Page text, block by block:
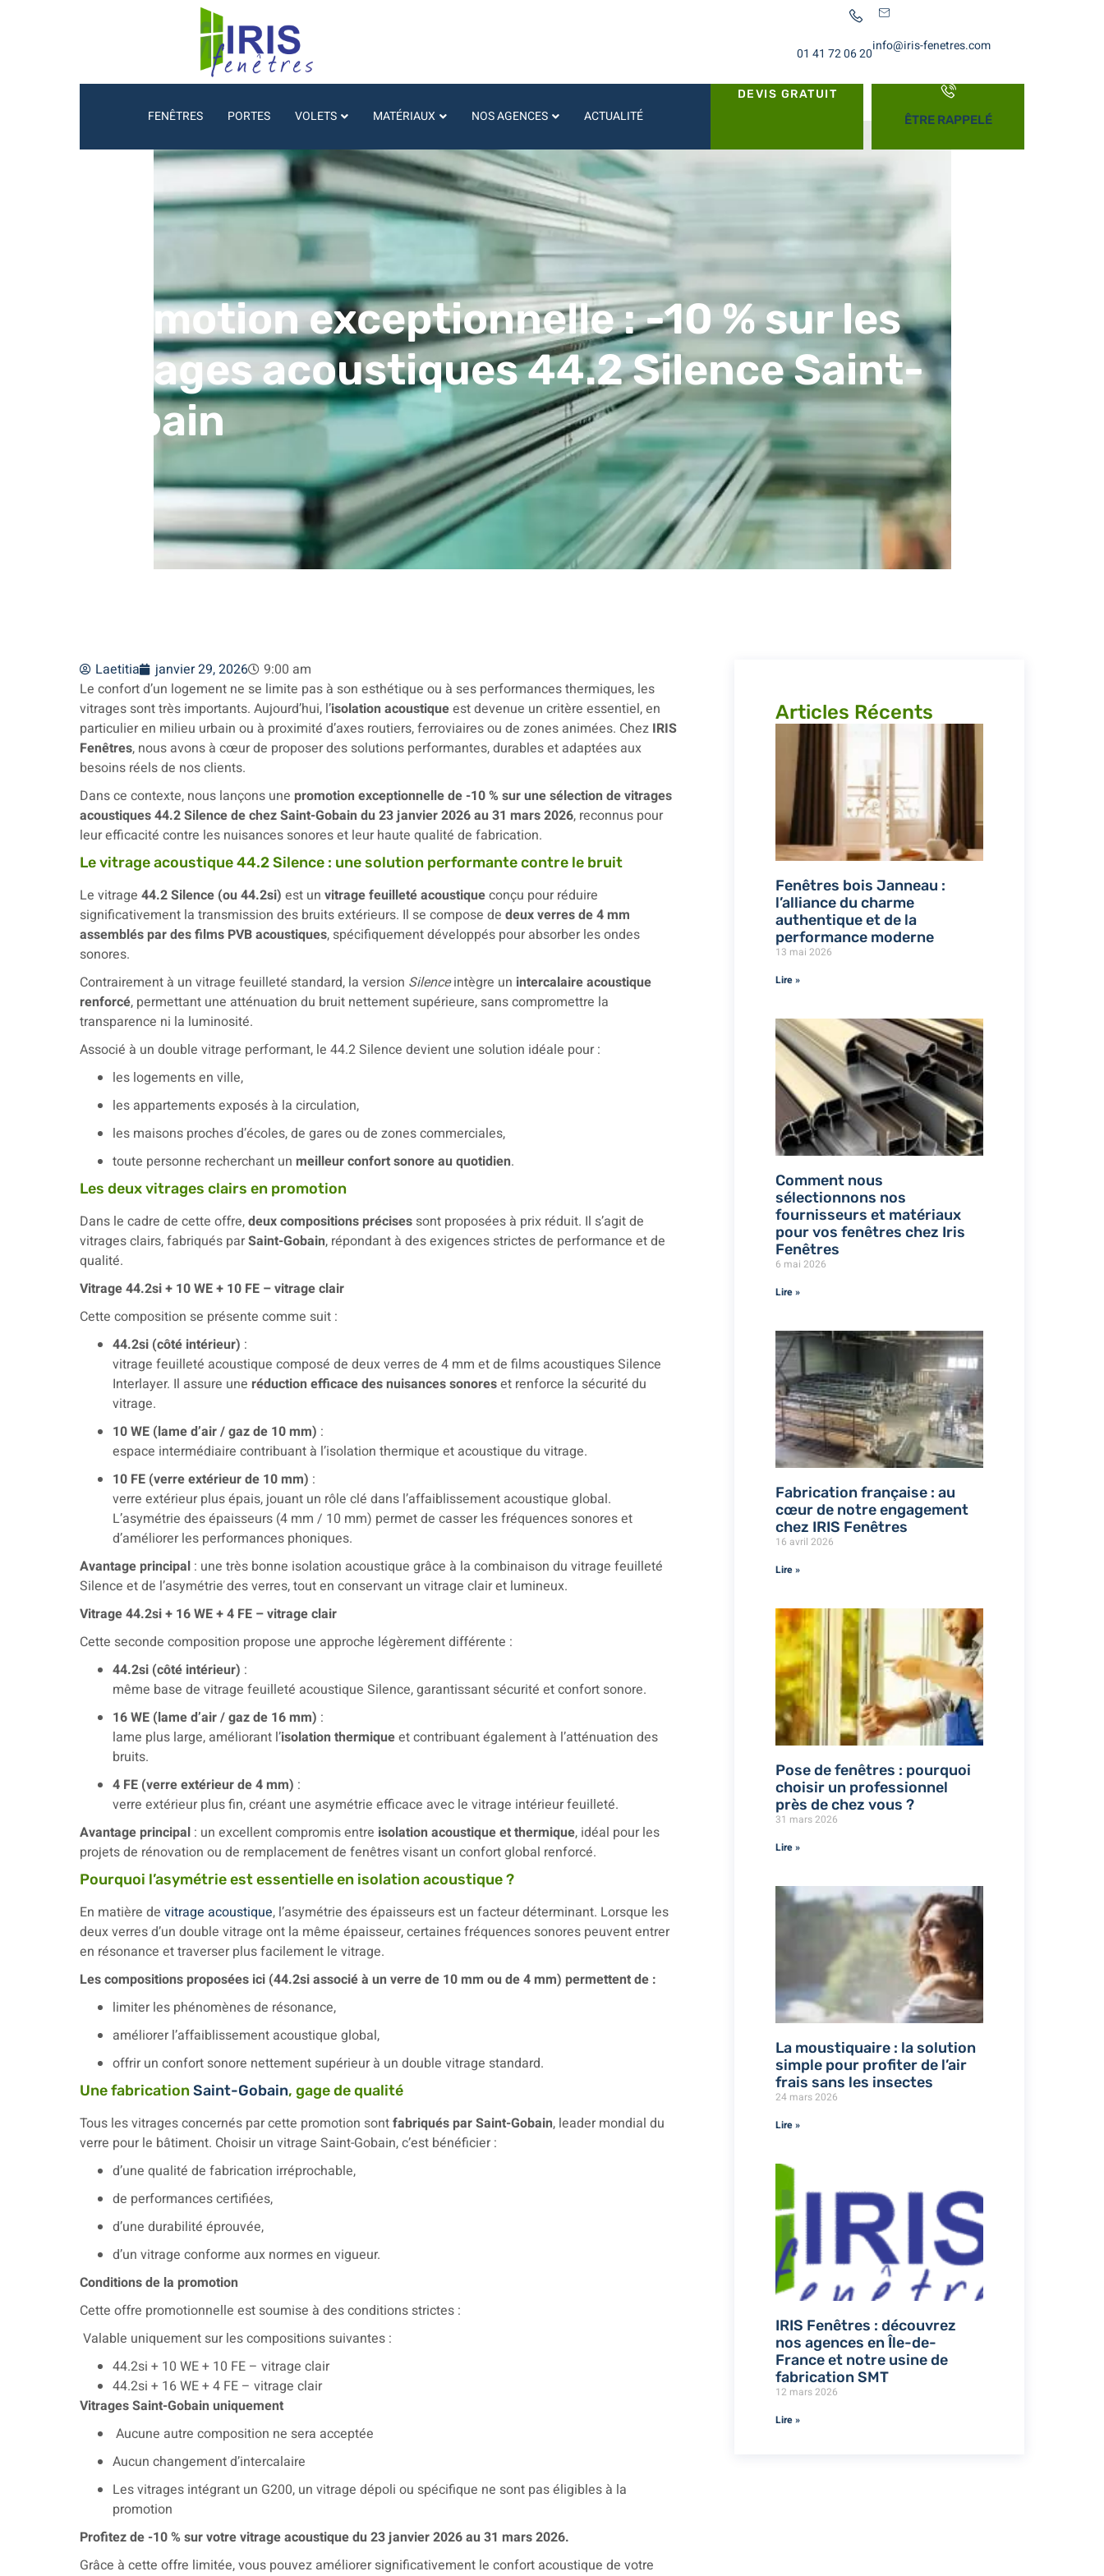
01 41 72 06 20info@iris-fenetres.com
FENÊTRES PORTES VOLETS MATÉRIAUX NOS AGENCES ACTUALITÉ
DEVIS GRATUIT
ÊTRE RAPPELÉ
Promotion exceptionnelle : -10 % sur les
vitrages acoustiques 44.2 Silence Saint-
Gobain
Laetitia janvier 29, 2026
9:00 am
Le confort d’un logement ne se limite pas à son esthétique ou à ses performances thermiques, les
vitrages sont très importants. Aujourd’hui, l’isolation acoustiqueest devenue un critère essentiel, en
particulier en milieu urbain ou à proximité d’axes routiers, ferroviaires ou de zones animées. Chez IRIS
Fenêtres, nous avons à cœur de proposer des solutions performantes, durables et adaptées aux
besoins réels de nos clients.
Dans ce contexte, nous lançons une promotion exceptionnelle de -10 % sur une sélection de vitrages
acoustiques 44.2 Silence de chez Saint-Gobain du 23 janvier 2026 au 31 mars 2026, reconnus pour
leur efficacité contre les nuisances sonores et leur haute qualité de fabrication.
Le vitrage acoustique 44.2 Silence : une solution performante contre le bruit
Le vitrage 44.2 Silence (ou 44.2si) est un vitrage feuilleté acoustiqueconçu pour réduire
significativement la transmission des bruits extérieurs. Il se compose de deux verres de 4 mm
assemblés par des films PVB acoustiques, spécifiquement développés pour absorber les ondes
sonores.
Contrairement à un vitrage feuilleté standard, la version Silenceintègre un intercalaire acoustique
renforcé, permettant une atténuation du bruit nettement supérieure, sans compromettre la
transparence ni la luminosité.
Associé à un double vitrage performant, le 44.2 Silence devient une solution idéale pour :
les logements en ville,
les appartements exposés à la circulation,
les maisons proches d’écoles, de gares ou de zones commerciales,
toute personne recherchant un meilleur confort sonore au quotidien.
Les deux vitrages clairs en promotion
Dans le cadre de cette offre,deux compositions précises sont proposées à prix réduit. Il s’agit de
vitrages clairs, fabriqués parSaint-Gobain, répondant à des exigences strictes de performance et de
qualité.
Vitrage 44.2si + 10 WE + 10 FE – vitrage clair
Cette composition se présente comme suit :
44.2si (côté intérieur) :
vitrage feuilleté acoustique composé de deux verres de 4 mm et de films acoustiques Silence
Interlayer. Il assure une réduction efficace des nuisances sonoreset renforce la sécurité du
vitrage.
10 WE (lame d’air / gaz de 10 mm) :
espace intermédiaire contribuant à l’isolation thermique et acoustique du vitrage.
10 FE (verre extérieur de 10 mm) :
verre extérieur plus épais, jouant un rôle clé dans l’affaiblissement acoustique global.
L’asymétrie des épaisseurs (4 mm / 10 mm) permet de casser les fréquences sonores et
d’améliorer les performances phoniques.
Avantage principal : une très bonne isolation acoustique grâce à la combinaison du vitrage feuilleté
Silence et de l’asymétrie des verres, tout en conservant un vitrage clair et lumineux.
Vitrage 44.2si + 16 WE + 4 FE – vitrage clair
Cette seconde composition propose une approche légèrement différente :
44.2si (côté intérieur) :
même base de vitrage feuilleté acoustique Silence, garantissant sécurité et confort sonore.
16 WE (lame d’air / gaz de 16 mm) :
lame plus large, améliorant l’isolation thermiqueet contribuant également à l’atténuation des
bruits.
4 FE (verre extérieur de 4 mm) :
verre extérieur plus fin, créant une asymétrie efficace avec le vitrage intérieur feuilleté.
Avantage principal : un excellent compromis entre isolation acoustique et thermique, idéal pour les
projets de rénovation ou de remplacement de fenêtres visant un confort global renforcé.
Pourquoi l’asymétrie est essentielle en isolation acoustique ?
En matière de vitrage acoustique, l’asymétrie des épaisseurs est un facteur déterminant. Lorsque les
deux verres d’un double vitrage ont la même épaisseur, certaines fréquences sonores peuvent entrer
en résonance et traverser plus facilement le vitrage.
Les compositions proposées ici (44.2si associé à un verre de 10 mm ou de 4 mm) permettent de :
limiter les phénomènes de résonance,
améliorer l’affaiblissement acoustique global,
offrir un confort sonore nettement supérieur à un double vitrage standard.
Une fabricationSaint-Gobain, gage de qualité
Tous les vitrages concernés par cette promotion sontfabriqués par Saint-Gobain, leader mondial du
verre pour le bâtiment. Choisir un vitrage Saint-Gobain, c’est bénéficier :
d’une qualité de fabrication irréprochable,
de performances certifiées,
d’une durabilité éprouvée,
d’un vitrage conforme aux normes en vigueur.
Conditions de la promotion
Cette offre promotionnelle est soumise à des conditions strictes :
Valable uniquement sur les compositions suivantes :
44.2si + 10 WE + 10 FE – vitrage clair
44.2si + 16 WE + 4 FE – vitrage clair
Vitrages Saint-Gobain uniquement
Aucune autre composition ne sera acceptée
Aucun changement d’intercalaire
Les vitrages intégrant un G200, un vitrage dépoli ou spécifique ne sont pas éligibles à la
promotion
Profitez de -10 % sur votre vitrage acoustique du 23 janvier 2026 au 31 mars 2026.
Grâce à cette offre limitée, vous pouvez améliorer significativement le confort acoustique de votre
Articles Récents
Fenêtres bois Janneau :
l’alliance du charme
authentique et de la
performance moderne
13 mai 2026
Lire »
Comment nous
sélectionnons nos
fournisseurs et matériaux
pour vos fenêtres chez Iris
Fenêtres
6 mai 2026
Lire »
Fabrication française : au
cœur de notre engagement
chez IRIS Fenêtres
16 avril 2026
Lire »
Pose de fenêtres : pourquoi
choisir un professionnel
près de chez vous ?
31 mars 2026
Lire »
La moustiquaire : la solution
simple pour profiter de l’air
frais sans les insectes
24 mars 2026
Lire »
IRIS Fenêtres : découvrez
nos agences en Île-de-
France et notre usine de
fabrication SMT
12 mars 2026
Lire »